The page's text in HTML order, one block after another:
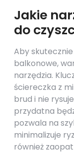
Jakie
do
Aby
balkonowe,
narzędzia.
ściereczka z
brud i nie
przydatna
pozwala na
minimalizuje
również